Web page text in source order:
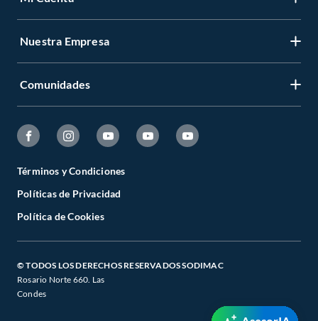
Nuestra Empresa
Comunidades
Términos y Condiciones
Políticas de Privacidad
Política de Cookies
© TODOS LOS DERECHOS RESERVADOS SODIMAC
Rosario Norte 660. Las
Condes